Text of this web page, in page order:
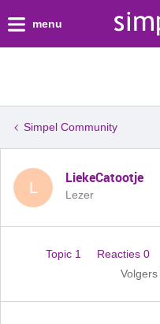
menu
Simpel Community
L
LiekeCatootje
Lezer
Topic 1 Reacties 0
Volgers